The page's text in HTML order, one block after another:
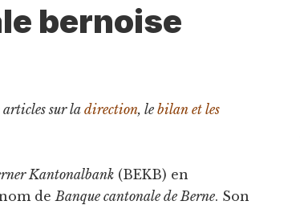
bernoise
articles sur ladirection, lebilan et les
Kantonalbank (BEKB) en
de Banque cantonale de Berne. Son